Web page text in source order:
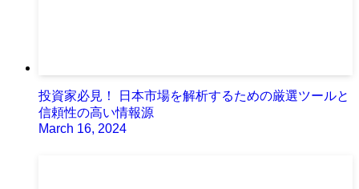
投資家必見！ 日本市場を解析するための厳選ツールと
信頼性の高い情報源
March 16, 2024